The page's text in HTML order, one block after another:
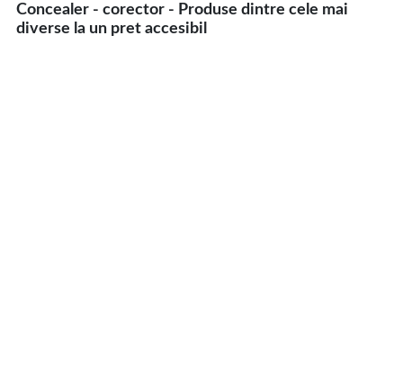
Concealer - corector - Produse dintre cele mai
diverse la un pret accesibil